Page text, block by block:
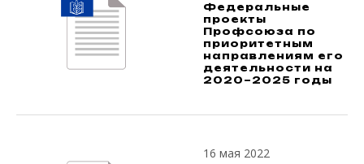
Федеральные
проекты
Профсоюза по
приоритетным
направлениям его
деятельности на
2020–2025 годы
16 мая 2022